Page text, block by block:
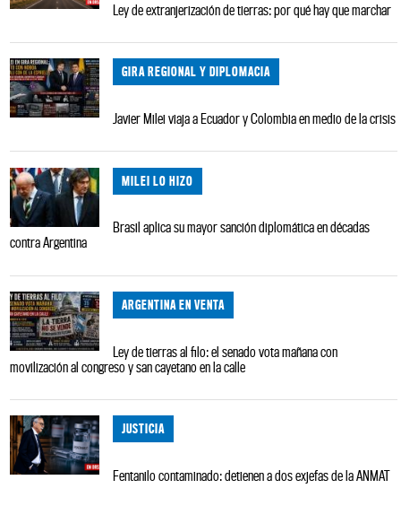
Ley de extranjerización de tierras: por qué hay que marchar
GIRA REGIONAL Y DIPLOMACIA
Javier Milei viaja a Ecuador y Colombia en medio de la crisis
MILEI LO HIZO
Brasil aplica su mayor sanción diplomática en décadas
contra Argentina
ARGENTINA EN VENTA
Ley de tierras al filo: el senado vota mañana con
movilización al congreso y san cayetano en la calle
JUSTICIA
Fentanilo contaminado: detienen a dos exjefas de la ANMAT